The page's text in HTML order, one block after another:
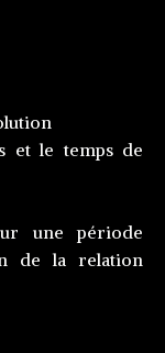
et le temps de
une période
de la relation